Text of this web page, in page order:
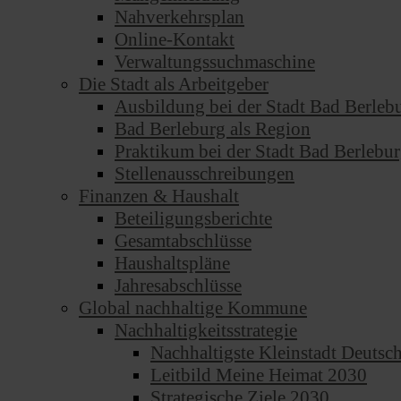
Nahverkehrsplan
Online-Kontakt
Verwaltungssuchmaschine
Die Stadt als Arbeitgeber
Ausbildung bei der Stadt Bad
Bad Berleburg als Region
Praktikum bei der Stadt Bad
Stellenausschreibungen
Finanzen & Haushalt
Beteiligungsberichte
Gesamtabschlüsse
Haushaltspläne
Jahresabschlüsse
Global nachhaltige Kommune
Nachhaltigkeitsstrategie
Nachhaltigste Kleinstadt
Leitbild Meine Heimat 2030